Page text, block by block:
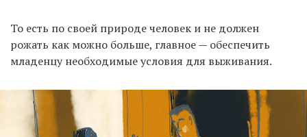
То есть по своей природе человек и не должен
рожать как можно больше, главное — обеспечить
младенцу необходимые условия для выживания.